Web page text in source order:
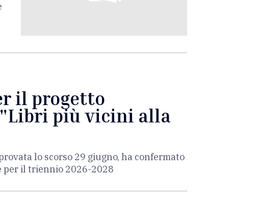
il progetto
più vicini alla
lo scorso 29 giugno, ha confermato
per il triennio 2026-2028